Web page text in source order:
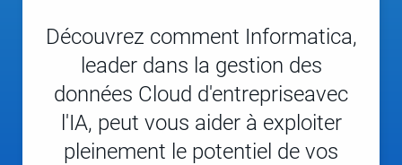
Découvrez comment Informatica,
leader dans la gestion des
données Cloud d'entrepriseavec
l'IA, peut vous aider à exploiter
pleinement le potentiel de vos